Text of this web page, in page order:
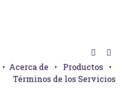
• Acerca de • Productos
•
Términos de los Servicios